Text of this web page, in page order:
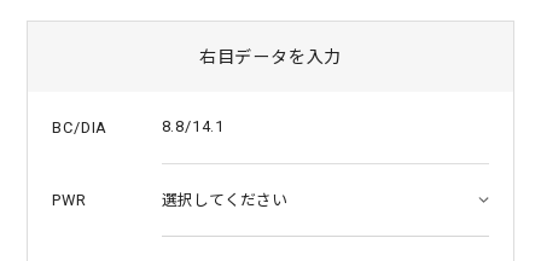
n
右目データを入力
BC/DIA 8.8/14.1
PWR